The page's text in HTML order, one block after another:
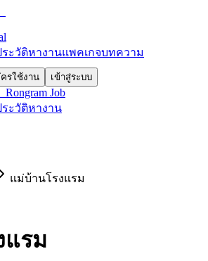
ะวัติหางานแพคเกจบทความ
รใช้งาน เข้าสู่ระบบ
Rongram Job
ะวัติหางาน
แม่บ้านโรงแรม
แรม